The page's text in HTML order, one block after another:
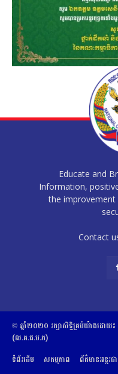
Educate and
Information,
the
Contact
© ឆ្នាំ២០២០​ ​រក្សាសិទ្ធិ​គ្រប់យ៉ាង​ដោយ​៖​ ​ល
(ល.គ.ជ.ប.ភ)
ទំព័រដើម
សកម្មភាព ព័ត៌មានអន្តរជ